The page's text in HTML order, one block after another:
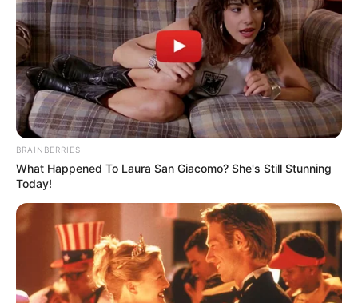
BRAINBERRIES
What Happened To Laura San Giacomo? She's Still Stunning
Today!